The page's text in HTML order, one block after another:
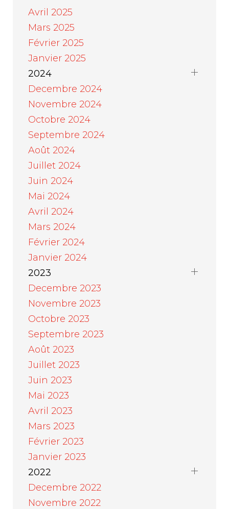
Avril 2025
Mars 2025
Février 2025
Janvier 2025
2024
Decembre 2024
Novembre 2024
Octobre 2024
Septembre 2024
Août 2024
Juillet 2024
Juin 2024
Mai 2024
Avril 2024
Mars 2024
Février 2024
Janvier 2024
2023
Decembre 2023
Novembre 2023
Octobre 2023
Septembre 2023
Août 2023
Juillet 2023
Juin 2023
Mai 2023
Avril 2023
Mars 2023
Février 2023
Janvier 2023
2022
Decembre 2022
Novembre 2022